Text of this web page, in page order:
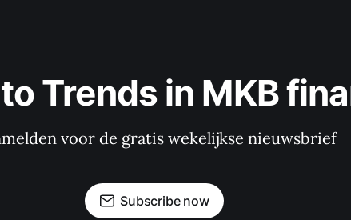
Trends in MKB
voor de gratis wekelijkse nieuwsbrief
Subscribe now